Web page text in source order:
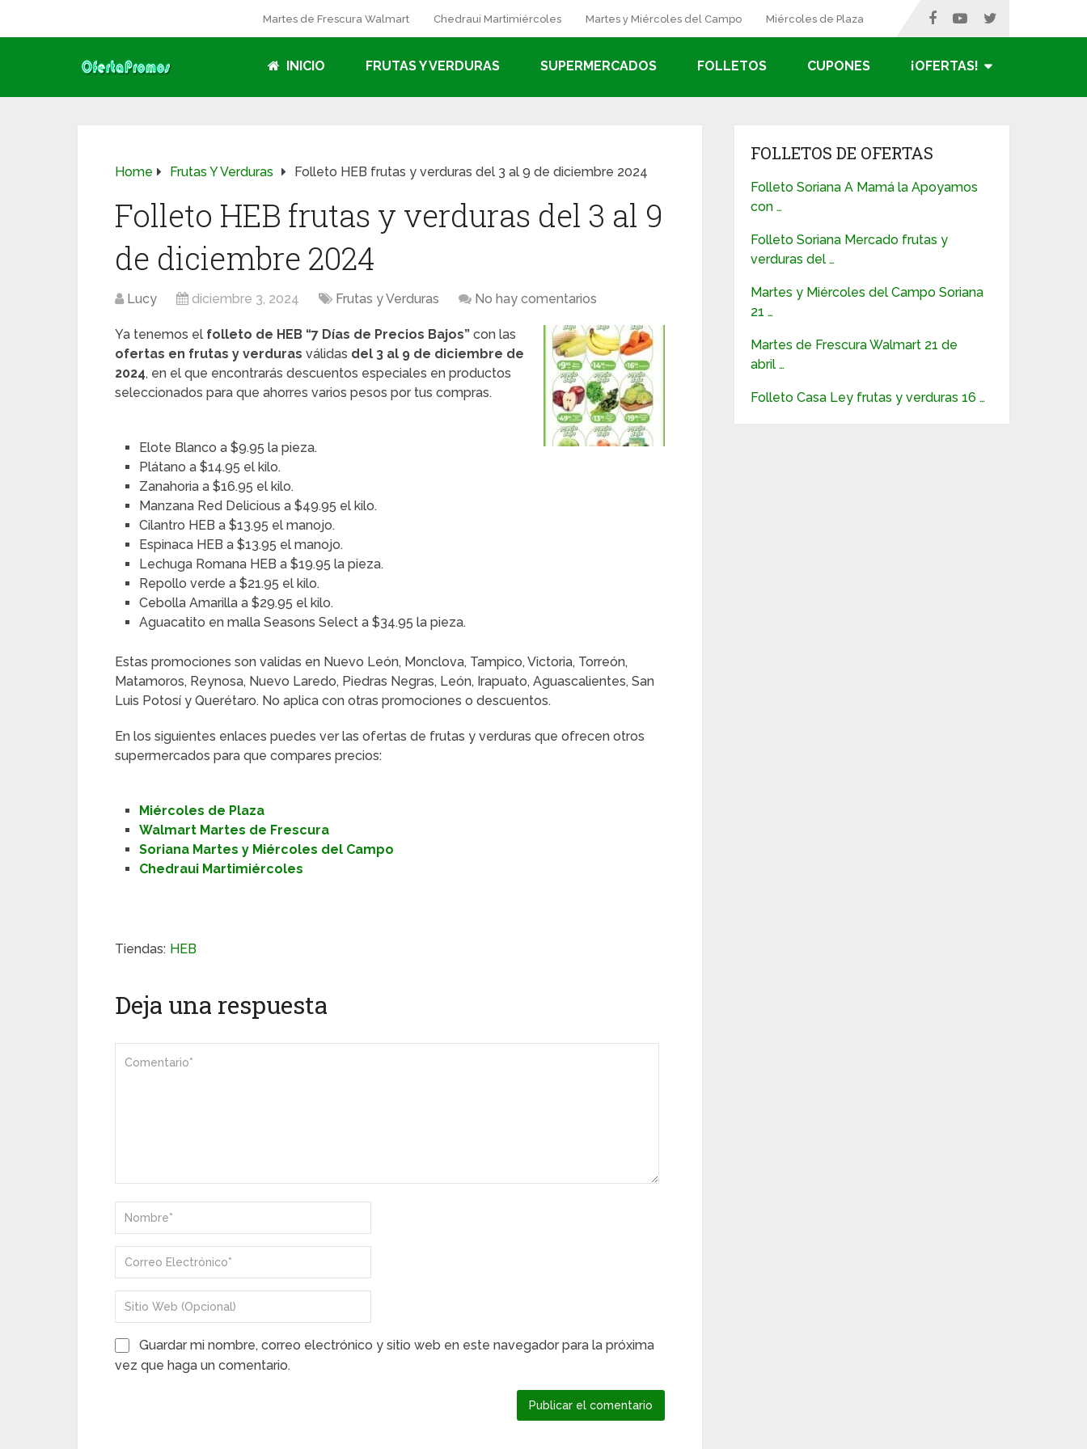
Martes de Frescura Walmart Chedraui Martimiércoles Martes y Miércoles del Campo Miércoles de Plaza
INICIO FRUTAS Y VERDURAS SUPERMERCADOS FOLLETOS CUPONES ¡OFERTAS!
Home Frutas Y Verduras Folleto HEB frutas y verduras del 3 al 9 de diciembre 2024
Folleto HEB frutas y verduras del 3 al 9
de diciembre 2024
Lucy diciembre 3, 2024 Frutas y Verduras No hay comentarios
Ya tenemos el folleto de HEB “7 Días de Precios Bajos” con las
ofertas en frutas y verduras válidas del 3 al 9 de diciembre de
2024, en el que encontrarás descuentos especiales en productos
seleccionados para que ahorres varios pesos por tus compras.
Elote Blanco a $9.95 la pieza.
Plátano a $14.95 el kilo.
Zanahoria a $16.95 el kilo.
Manzana Red Delicious a $49.95 el kilo.
Cilantro HEB a $13.95 el manojo.
Espinaca HEB a $13.95 el manojo.
Lechuga Romana HEB a $19.95 la pieza.
Repollo verde a $21.95 el kilo.
Cebolla Amarilla a $29.95 el kilo.
Aguacatito en malla Seasons Select a $34.95 la pieza.
Estas promociones son validas en Nuevo León, Monclova, Tampico, Victoria, Torreón,
Matamoros, Reynosa, Nuevo Laredo, Piedras Negras, León, Irapuato, Aguascalientes, San
Luis Potosí y Querétaro. No aplica con otras promociones o descuentos.
En los siguientes enlaces puedes ver las ofertas de frutas y verduras que ofrecen otros
supermercados para que compares precios:
Miércoles de Plaza
Walmart Martes de Frescura
Soriana Martes y Miércoles del Campo
Chedraui Martimiércoles
Tiendas: HEB
Deja una respuesta
Guardar mi nombre, correo electrónico y sitio web en este navegador para la próxima
vez que haga un comentario.
FOLLETOS DE OFERTAS
Folleto Soriana A Mamá la Apoyamos
con …
Folleto Soriana Mercado frutas y
verduras del …
Martes y Miércoles del Campo Soriana
21 …
Martes de Frescura Walmart 21 de
abril …
Folleto Casa Ley frutas y verduras 16 …